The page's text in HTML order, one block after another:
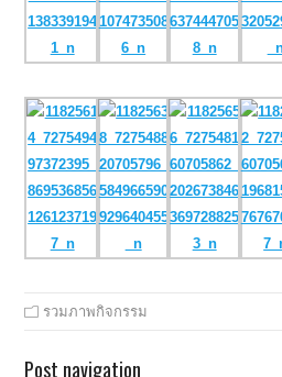
รวมภาพกิจกรรม
Post navigation